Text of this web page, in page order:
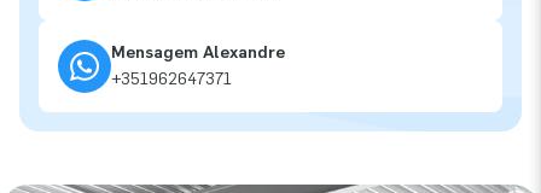
Mensagem Alexandre
+351962647371